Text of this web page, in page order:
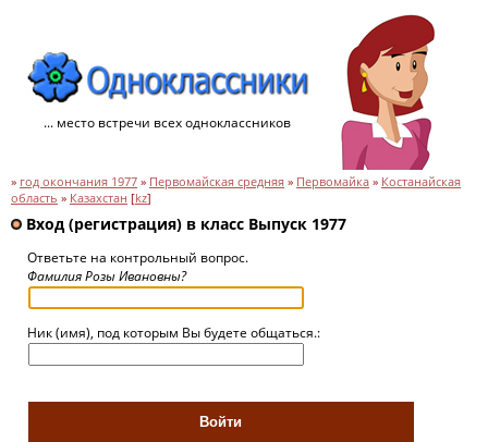
... место встречи всех одноклассников
» год окончания 1977 » Первомайская средняя » Первомайка » Костанайская
область » Казахстан [kz]
Вход (регистрация) в класс Выпуск 1977
Ответьте на контрольный вопрос.
Фамилия Розы Ивановны?
Ник (имя), под которым Вы будете общаться.: